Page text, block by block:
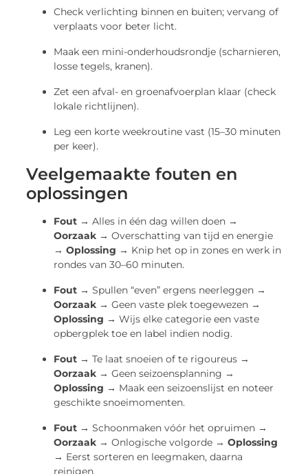
Check verlichting binnen en buiten; vervang of
verplaats voor beter licht.
Maak een mini-onderhoudsrondje (scharnieren,
losse tegels, kranen).
Zet een afval- en groenafvoerplan klaar (check
lokale richtlijnen).
Leg een korte weekroutine vast (15–30 minuten
per keer).
Veelgemaakte fouten en
oplossingen
Fout → Alles in één dag willen doen →
Oorzaak → Overschatting van tijd en energie
→Oplossing → Knip het op in zones en werk in
rondes van 30–60 minuten.
Fout → Spullen “even” ergens neerleggen →
Oorzaak → Geen vaste plek toegewezen →
Oplossing → Wijs elke categorie een vaste
opbergplek toe en label indien nodig.
Fout → Te laat snoeien of te rigoureus →
Oorzaak → Geen seizoensplanning →
Oplossing → Maak een seizoenslijst en noteer
geschikte snoeimomenten.
Fout → Schoonmaken vóór het opruimen →
Oorzaak → Onlogische volgorde →Oplossing
→ Eerst sorteren en leegmaken, daarna
reinigen.